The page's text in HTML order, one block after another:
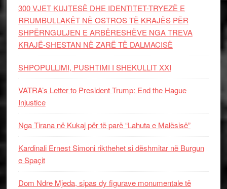
300 VJET KUJTESË DHE IDENTITET-TRYEZË E
RRUMBULLAKËT NË OSTROS TË KRAJËS PËR
SHPËRNGULJEN E ARBËRESHËVE NGA TREVA
KRAJË-SHESTAN NË ZARË TË DALMACISË
SHPOPULLIMI, PUSHTIMI I SHEKULLIT XXI
VATRA’s Letter to President Trump: End the Hague
Injustice
Nga Tirana në Kukaj për të parë “Lahuta e Malësisë”
Kardinali Ernest Simoni rikthehet si dëshmitar në Burgun
e Spaçit
Dom Ndre Mjeda, sipas dy figurave monumentale të